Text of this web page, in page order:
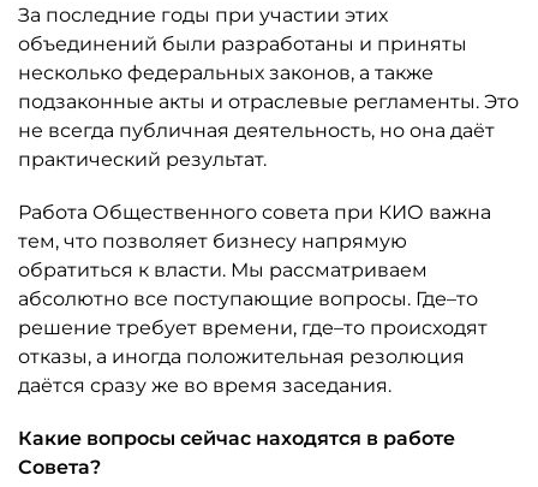
За последние годы при участии этих
объединений были разработаны и приняты
несколько федеральных законов, а также
подзаконные акты и отраслевые регламенты. Это
не всегда публичная деятельность, но она даёт
практический результат.
Работа Общественного совета при КИО важна
тем, что позволяет бизнесу напрямую
обратиться к власти. Мы рассматриваем
абсолютно все поступающие вопросы. Где–то
решение требует времени, где–то происходят
отказы, а иногда положительная резолюция
даётся сразу же во время заседания.
Какие вопросы сейчас находятся в работе
Совета?